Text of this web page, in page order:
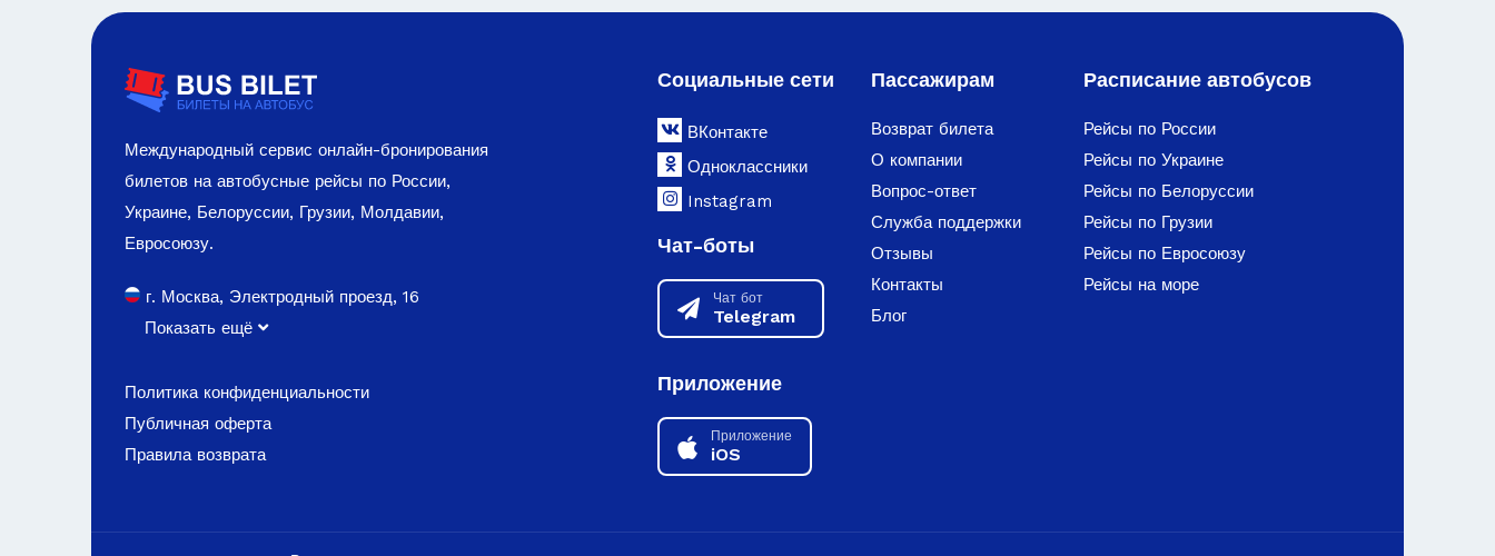
Международный сервис онлайн-бронирования
билетов на автобусные рейсы по России,
Украине, Белоруссии, Грузии, Молдавии,
Евросоюзу.
г. Москва, Электродный проезд, 16
Показать ещё
Политика конфиденциальности
Публичная оферта
Правила возврата
Социальные сети
ВКонтакте
Одноклассники
Instagram
Чат-боты
Чат бот
Telegram
Приложение
Приложение
iOS
Пассажирам
Возврат билета
О компании
Вопрос-ответ
Служба поддержки
Отзывы
Контакты
Блог
Расписание автобусов
Рейсы по России
Рейсы по Украине
Рейсы по Белоруссии
Рейсы по Грузии
Рейсы по Евросоюзу
Рейсы на море